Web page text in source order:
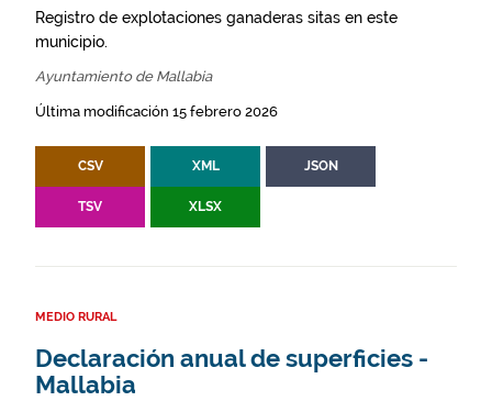
Registro de explotaciones ganaderas sitas en este
municipio.
Ayuntamiento de Mallabia
Última modificación 15 febrero 2026
CSV XML JSON
TSV XLSX
MEDIO RURAL
Declaración anual de superficies -
Mallabia